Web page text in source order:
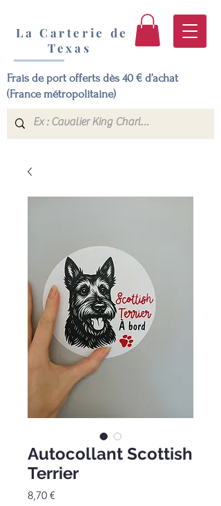
La Carterie de
Texas
Frais de port offerts dès 40 € d’achat
(France métropolitaine)
Autocollant Scottish
Terrier
8,70 €